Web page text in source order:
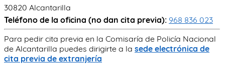
30820 Alcantarilla
Teléfono de la oficina (no dan cita previa): 968 836 023
Para pedir cita previa en la Comisaría de Policía Nacional
de Alcantarilla puedes dirigirte a la sede electrónica de
cita previa de extranjería